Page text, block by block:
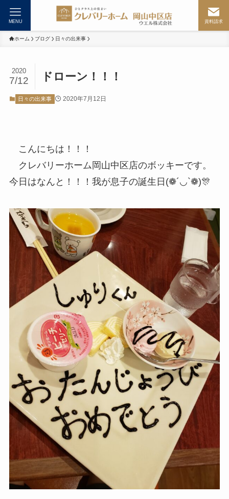
資料請求
MENU
ホーム ブログ 日々の出来事
ドローン！！！
2020
7/12
日々の出来事 2020年7月12日
こんにちは！！！
クレバリーホーム岡山中区店のボッキーです。
今日はなんと！！！我が息子の誕生日(❁´◡`❁)🎊